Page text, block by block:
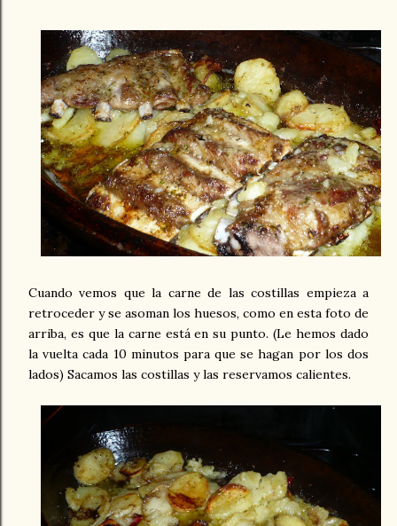
Cuando vemos que la carne de las costillas empieza a
retroceder y se asoman los huesos, como en esta foto de
arriba, es que la carne está en su punto. (Le hemos dado
la vuelta cada 10 minutos para que se hagan por los dos
lados) Sacamos las costillas y las reservamos calientes.